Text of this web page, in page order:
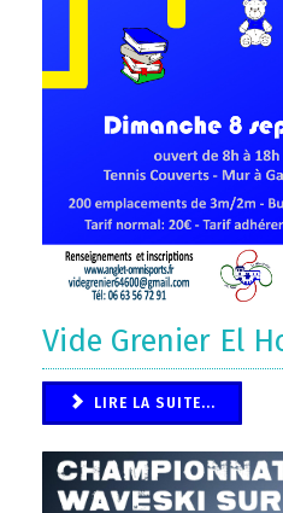
Vide Grenier El
LIRE LA SUITE...